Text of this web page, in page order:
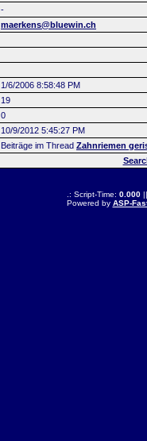
-
maerkens@bluewin.ch
1/6/2006 8:58:48 PM
19
0
10/9/2012 5:45:27 PM
Beiträge im Thread Zahnriemen
.: Script-Time: 0.000||
Powered by ASP-